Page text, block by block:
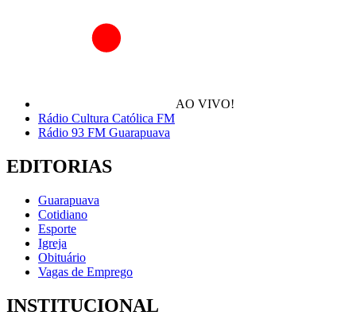
AO VIVO!
Rádio Cultura Católica FM
Rádio 93 FM Guarapuava
EDITORIAS
Guarapuava
Cotidiano
Esporte
Igreja
Obituário
Vagas de Emprego
INSTITUCIONAL